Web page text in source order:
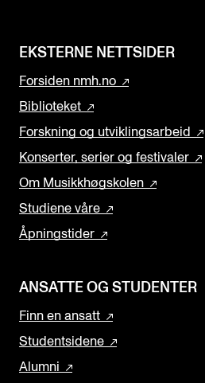
EKSTERNE NETTSIDER
Forsiden nmh.no
Biblioteket
Forskning og utviklingsarbeid
Konserter, serier og festivaler
Om Musikkhøgskolen
Studiene våre
Åpningstider
ANSATTE OG STUDENTER
Finn en ansatt
Studentsidene
Alumni